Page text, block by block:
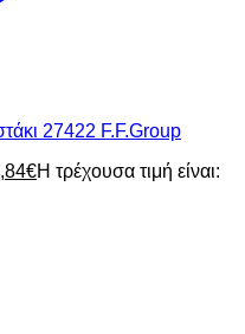
27422 F.F.Group
€Η τρέχουσα τιμή είναι: